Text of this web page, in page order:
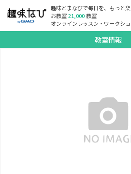
趣味とまなびで毎日を、もっと楽
お教室21,000教室
オンラインレッスン・ワークシ
教室情報